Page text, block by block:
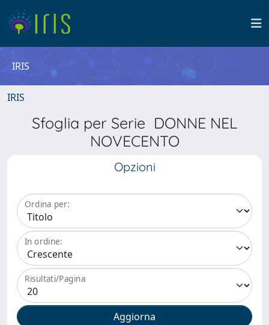
IRIS
IRIS
Sfoglia per Serie DONNE NEL
NOVECENTO
Opzioni
Ordina per:
In ordine:
Risultati/Pagina